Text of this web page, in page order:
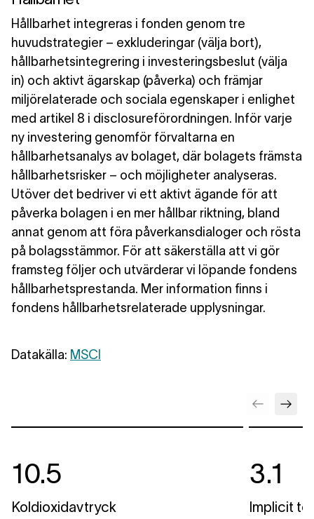
Hållbarhet integreras i fonden genom tre
huvudstrategier – exkluderingar (välja bort),
hållbarhetsintegrering i investeringsbeslut (välja
in) och aktivt ägarskap (påverka) och främjar
miljörelaterade och sociala egenskaper i enlighet
med artikel 8 i disclosureförordningen. Inför varje
ny investering genomför förvaltarna en
hållbarhetsanalys av bolaget, där bolagets främsta
hållbarhetsrisker – och möjligheter analyseras.
Utöver det bedriver vi ett aktivt ägande för att
påverka bolagen i en mer hållbar riktning, bland
annat genom att föra påverkansdialoger och rösta
på bolagsstämmor. För att säkerställa att vi gör
framsteg följer och utvärderar vi löpande fondens
hållbarhetsprestanda. Mer information finns i
fondens hållbarhetsrelaterade upplysningar.
Datakälla: MSCI
Koldioxidavtryck
10.5
Implicit
3.1